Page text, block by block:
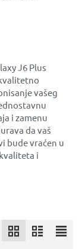
J6 Plus
vašeg
i zamenu
da vaš
bude vraćen u
i